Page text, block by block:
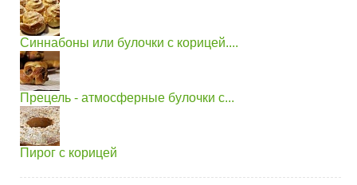
Синнабоны или булочки с корицей....
Прецель - атмосферные булочки с...
Пирог с корицей